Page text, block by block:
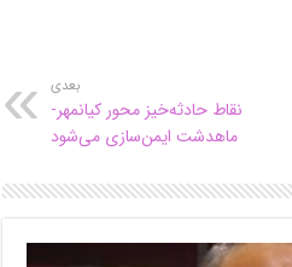
بعدی
نقاط حادثه‌خیز محور کیانمهر-
ماهدشت ایمن‌سازی می‌شود